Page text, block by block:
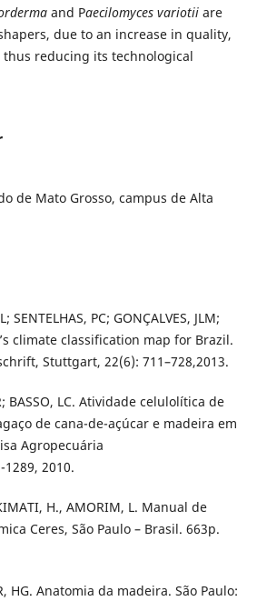
and Paecilomyces variotiiare
due to an increase in quality,
reducing its technological
de Mato Grosso, campus de Alta
SENTELHAS, PC; GONÇALVES, JLM;
climate classification map for Brazil.
Stuttgart, 22(6): 711–728,2013.
BASSO, LC. Atividade celulolítica de
de cana-de-açúcar e madeira em
Agropecuária
2010.
H., AMORIM, L. Manual de
Ceres, São Paulo – Brasil. 663p.
HG. Anatomia da madeira. São Paulo: